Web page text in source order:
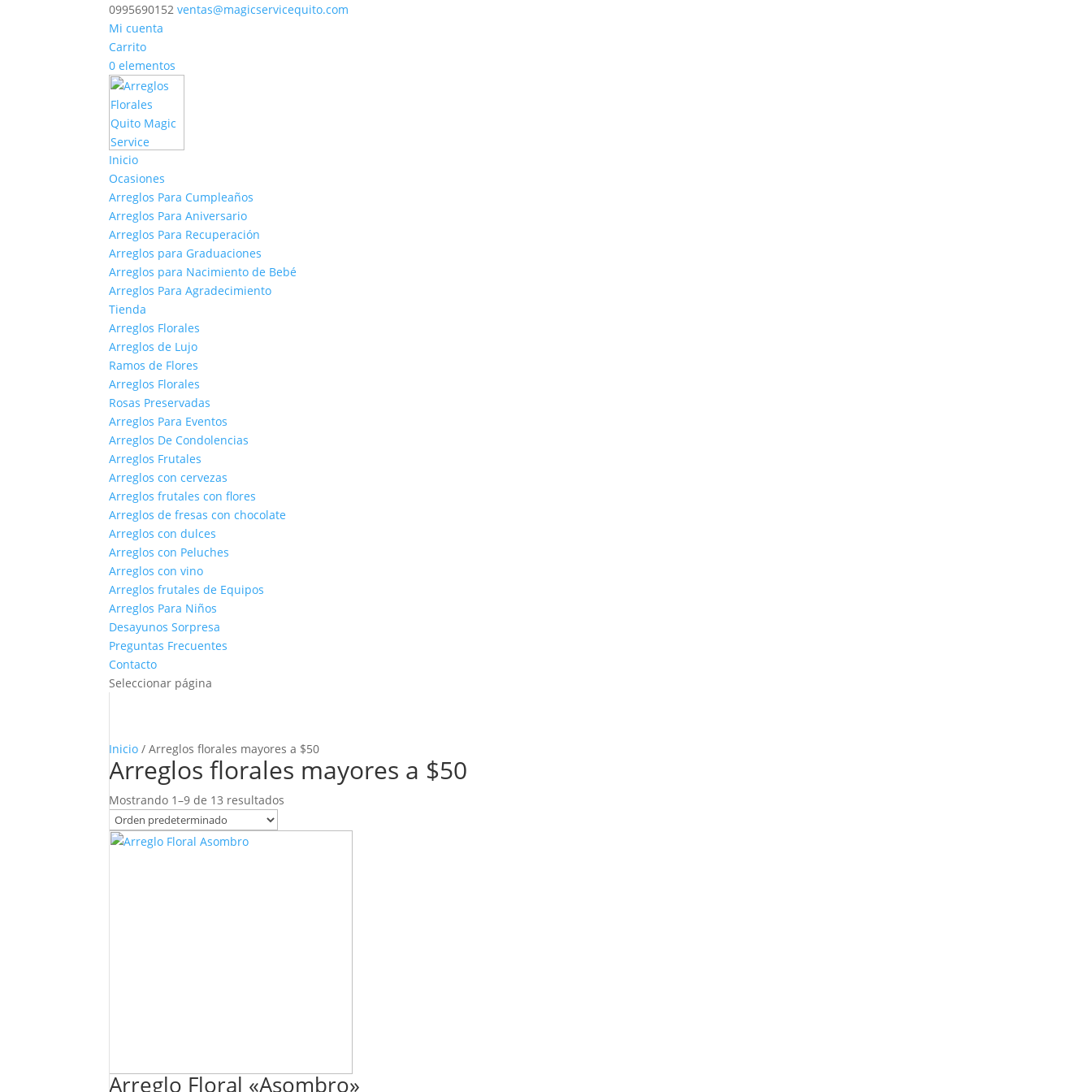
0995690152ventas@magicservicequito.com
Mi cuenta
Carrito
0 elementos
Inicio
Ocasiones
Arreglos Para Cumpleaños
Arreglos Para Aniversario
Arreglos Para Recuperación
Arreglos para Graduaciones
Arreglos para Nacimiento de Bebé
Arreglos Para Agradecimiento
Tienda
Arreglos Florales
Arreglos de Lujo
Ramos de Flores
Arreglos Florales
Rosas Preservadas
Arreglos Para Eventos
Arreglos De Condolencias
Arreglos Frutales
Arreglos con cervezas
Arreglos frutales con flores
Arreglos de fresas con chocolate
Arreglos con dulces
Arreglos con Peluches
Arreglos con vino
Arreglos frutales de Equipos
Arreglos Para Niños
Desayunos Sorpresa
Preguntas Frecuentes
Contacto
Seleccionar página
Inicio / Arreglos florales mayores a $50
Arreglos florales mayores a $50
Mostrando 1–9 de 13 resultados
Arreglo Floral «Asombro»